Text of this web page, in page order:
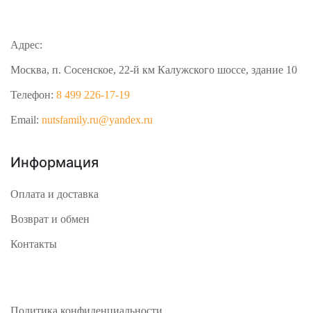
Адрес:
Москва, п. Сосенское, 22-й км Калужского шоссе, здание 10
Телефон: 8 499 226-17-19
Email: nutsfamily.ru@yandex.ru
Информация
Оплата и доставка
Возврат и обмен
Контакты
Политика конфиденциальности